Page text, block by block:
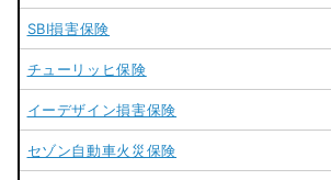
SBI損害保険
チューリッヒ保険
イーデザイン損害保険
セゾン自動車火災保険